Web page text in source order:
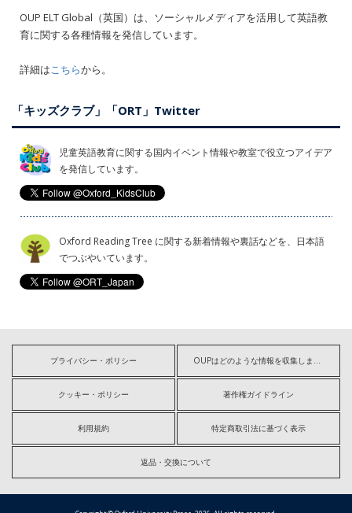
OUP ELT Global（英国）は、ソーシャルメディアを活用して英語教
育に関する各種情報を発信しています。
詳細はこちらから。
「キッズクラブ」「ORT」Twitter
児童英語教育に関する国内イベント情報や教室で役立つアイデア
を発信しています。
Oxford Reading Tree に関する新着情報や裏話などを、日本語
でつぶやいています。
プライバシー・ポリシー OUPはどのような情報を収集しますか?
クッキー・ポリシー 著作権ガイドライン
利用規約 特定商取引法に基づく表示
返品・交換について